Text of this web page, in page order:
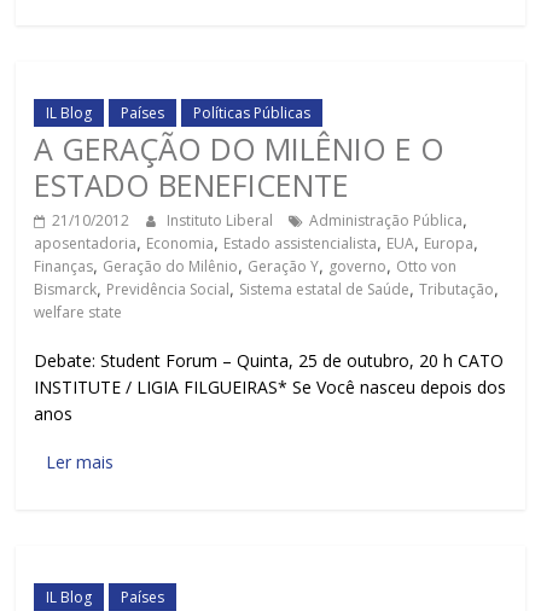
IL Blog Países Políticas Públicas
A GERAÇÃO DO MILÊNIO E O
ESTADO BENEFICENTE
21/10/2012 Instituto Liberal Administração Pública,
aposentadoria, Economia, Estado assistencialista, EUA, Europa,
Finanças, Geração do Milênio, Geração Y, governo, Otto von
Bismarck, Previdência Social, Sistema estatal de Saúde,Tributação,
welfare state
Debate: Student Forum – Quinta, 25 de outubro, 20 h CATO
INSTITUTE / LIGIA FILGUEIRAS* Se Você nasceu depois dos
anos
Ler mais
IL Blog Países